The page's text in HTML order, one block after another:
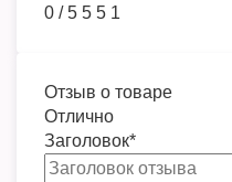
0 /5 5 5 1
Отзыв о товаре
Отлично
Заголовок*